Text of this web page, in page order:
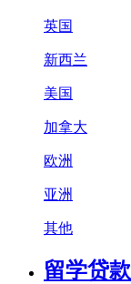
英国
新西兰
美国
加拿大
欧洲
亚洲
其他
留学贷款